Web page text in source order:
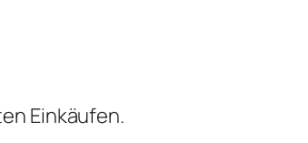
Einkäufen.